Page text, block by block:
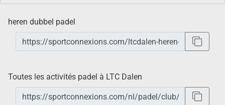
heren dubbel padel
Toutes les activités padel à LTC Dalen